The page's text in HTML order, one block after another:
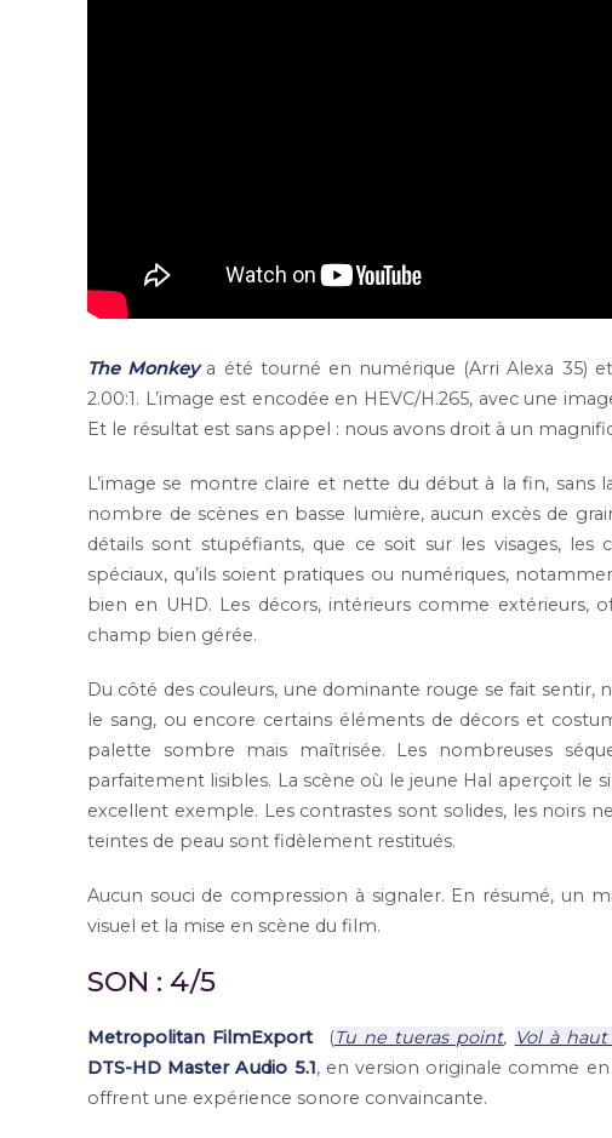
The Monkeya été tourné en numérique (Arri Alexa 35)
2.00:1. L’image est encodée en HEVC/H.265, avec une
Et le résultat est sans appel : nous avons droit à un
L’image se montre claire et nette du début à la fin,
nombre de scènes en basse lumière, aucun excès de
détails sont stupéfiants, que ce soit sur les visages,
spéciaux, qu’ils soient pratiques ou numériques,
bien en UHD. Les décors, intérieurs comme
champ bien gérée.
Du côté des couleurs, une dominante rouge se fait sentir,
le sang, ou encore certains éléments de décors et
palette sombre mais maîtrisée. Les nombreuses
parfaitement lisibles. La scène où le jeune Hal aperçoit le
excellent exemple. Les contrastes sont solides, les noirs
teintes de peau sont fidèlement restitués.
Aucun souci de compression à signaler. En résumé, un
visuel et la mise en scène du film.
SON : 4/5
Metropolitan FilmExport (Tu ne tueras point, Vol à
DTS-HD Master Audio 5.1, en version originale comme
offrent une expérience sonore convaincante.